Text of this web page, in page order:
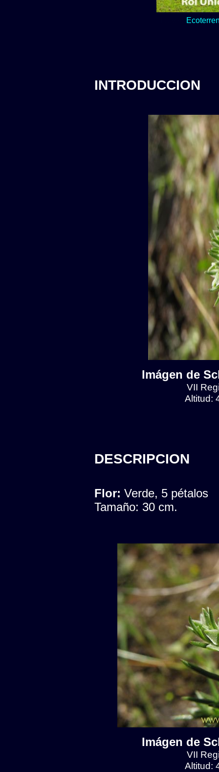
Lo verde y
INTRODUCCION
Imágen de
VII
Altitud:
DESCRIPCION
Flor: Verde, 5 pétalos
Tamaño: 30 cm.
Imágen de
VII
Altitud: